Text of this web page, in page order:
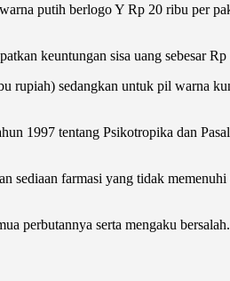
putih berlogo Y Rp 20 ribu per
keuntungan sisa uang sebesar
sedangkan untuk pil warna
1997 tentang Psikotropika dan
farmasi yang tidak memenuhi
perbutannya serta mengaku